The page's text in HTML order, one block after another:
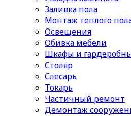
Заливка пола
Монтаж теплого
Освещения
Обивка мебели
Шкафы и
Столяр
Слесарь
Токарь
Частичный ремонт
Демонтаж